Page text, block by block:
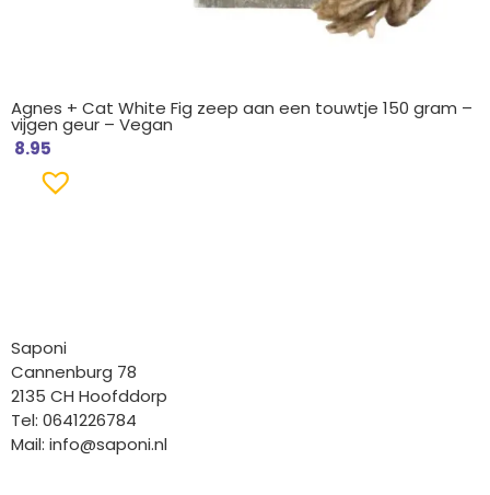
Agnes + Cat White Fig zeep aan een touwtje 150 gram –
vijgen geur – Vegan
8.95
Saponi
Cannenburg 78
2135 CH Hoofddorp
Tel: 0641226784
Mail: info@saponi.nl